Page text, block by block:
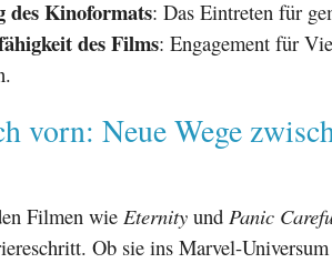
des Kinoformats: Das Eintreten für
des Films: Engagement für
vorn: Neue Wege
Filmen wie Eternity und Panic
Ob sie ins Marvel-